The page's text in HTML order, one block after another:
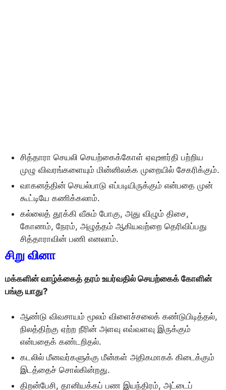
சித்தாரா செயலி செயற்கைக்கோள் ஏவுஊர்தி பற்றிய
முழு விவரங்களையும் மின்னிலக்க முறையில் சேகரிக்கும்.
வாகனத்தின் செயல்பாடு எப்படியிருக்கும் என்பதை முன்
கூட்டியே கணிக்கலாம்.
கல்லைத் தூக்கி வீசும் போகு, அது விழும் திசை,
கோணம், நேரம், அழுத்தம் ஆகியவற்றை தெரிவிப்பது
சித்தாராவின் பணி எனலாம்.
சிறு வினா
மக்களின் வாழ்க்கைத் தரம் உயர்வதில் செயற்கைக் கோளின்
பங்கு யாது?
ஆண்டு விவசாயம் மூலம் விளைச்சலைக் கண்டுபிடித்தல்,
நிலத்திற்கு ஏற்ற நீரின் அளவு எவ்வளவு இருக்கும்
என்பதைக் கண்டறிதல்.
கடலில் மீனவர்களுக்கு மீன்கள் அதிகமாகக் கிடைக்கும்
இடத்தைச் சொல்கின்றது.
திறன்பேசி, தானியக்கப் பண இயந்திரம், அட்டைப்